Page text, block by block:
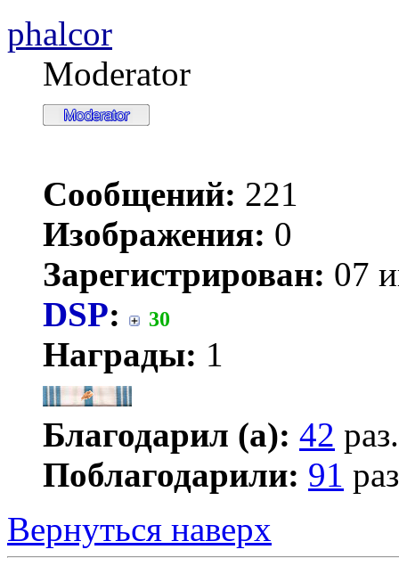
phalcor
Moderator
Сообщений: 221
Изображения: 0
Зарегистрирован: 07
DSP: 30
Награды: 1
Благодарил (а): 42 раз.
Поблагодарили: 91
Вернуться наверх